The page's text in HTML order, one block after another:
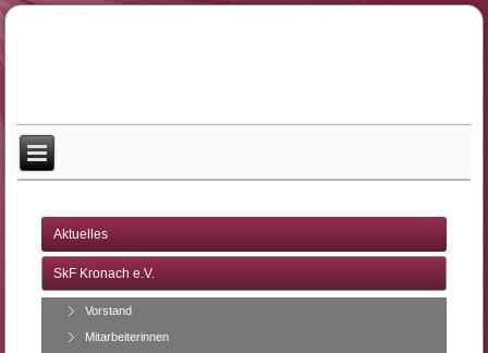
Aktuelles
SkF Kronach e.V.
Vorstand
Mitarbeiterinnen